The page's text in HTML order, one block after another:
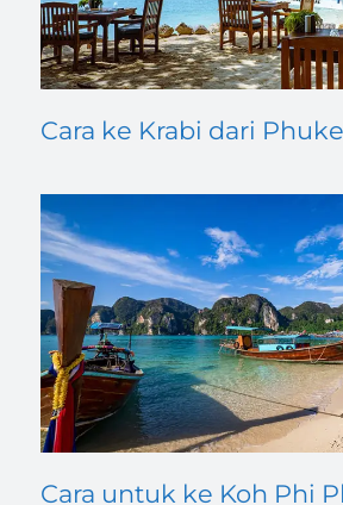
Cara ke Krabi dari
Cara untuk ke Koh Phi